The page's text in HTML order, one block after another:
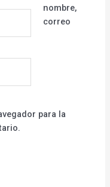
nombre,
correo
para la